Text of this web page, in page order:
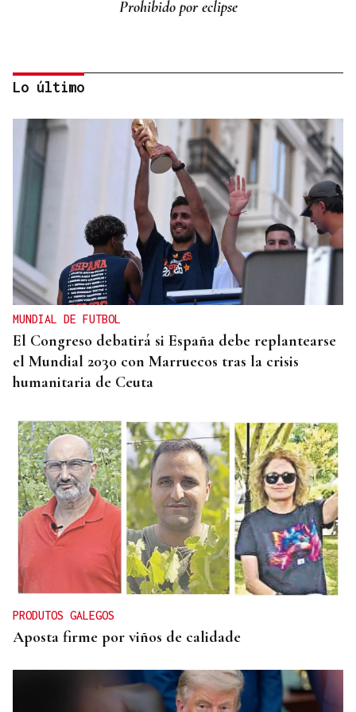
Prohibido por eclipse
Lalo Pavón
O AFIADOR
Un día haberá autobuses
Lo último
MUNDIAL DE FUTBOL
El Congreso debatirá si España debe replantearse
el Mundial 2030 con Marruecos tras la crisis
humanitaria de Ceuta
PRODUTOS GALEGOS
Aposta firme por viños de calidade